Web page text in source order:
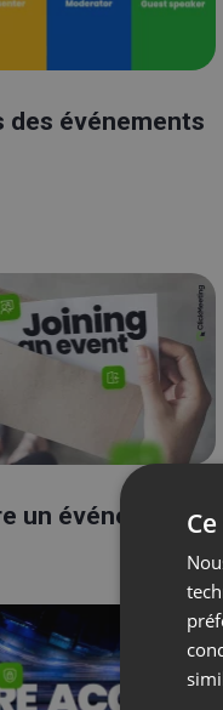
des événements
un événement